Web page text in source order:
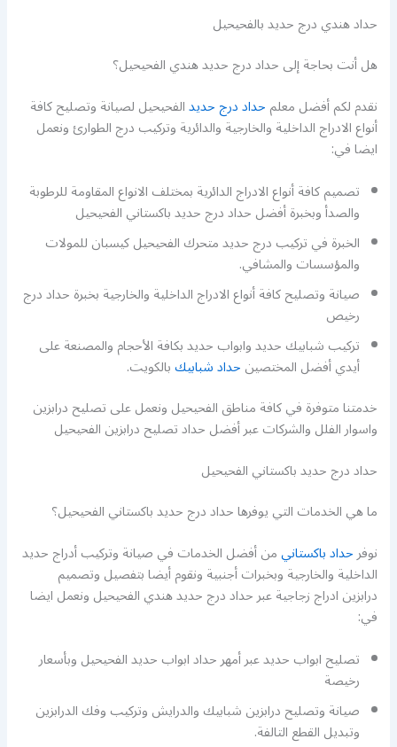
حداد هندي درج حديد بالفحيحيل
هل أنت بحاجة إلى حداد درج حديد هندي الفحيحيل؟
نقدم لكم أفضل معلمحداد درج حديدالفحيحيل لصيانة وتصليح كافة
أنواع الادراج الداخلية والخارجية والدائرية وتركيب درج الطوارئ ونعمل
ايضا في:
تصميم كافة أنواع الادراج الدائرية بمختلف الانواع المقاومة للرطوبة
والصدأ وبخبرة أفضل حداد درج حديد باكستاني الفحيحيل
الخبرة في تركيب درج حديد متحرك الفحيحيل كيسبان للمولات
والمؤسسات والمشافي.
صيانة وتصليح كافة أنواع الادراج الداخلية والخارجية بخبرة حداد درج
رخيص
تركيب شبابيك حديد وابواب حديد بكافة الأحجام والمصنعة على
أيدي أفضل المختصينحداد شبابيكبالكويت.
خدمتنا متوفرة في كافة مناطق الفحيحيل ونعمل على تصليح درابزين
واسوار الفلل والشركات عبر أفضل حداد تصليح درابزين الفحيحيل
حداد درج حديد باكستاني الفحيحيل
ما هي الخدمات التي يوفرها حداد درج حديد باكستاني الفحيحيل؟
نوفرحداد باكستانيمن أفضل الخدمات في صيانة وتركيب أدراج حديد
الداخلية والخارجية وبخبرات أجنبية ونقوم أيضا بتفصيل وتصميم
درابزين ادراج زجاجية عبر حداد درج حديد هندي الفحيحيل ونعمل ايضا
في:
تصليح ابواب حديد عبر أمهر حداد ابواب حديد الفحيحيل وبأسعار
رخيصة
صيانة وتصليح درابزين شبابيك والدرايش وتركيب وفك الدرابزين
وتبديل القطع التالفة.